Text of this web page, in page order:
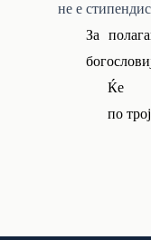
не е
За
по